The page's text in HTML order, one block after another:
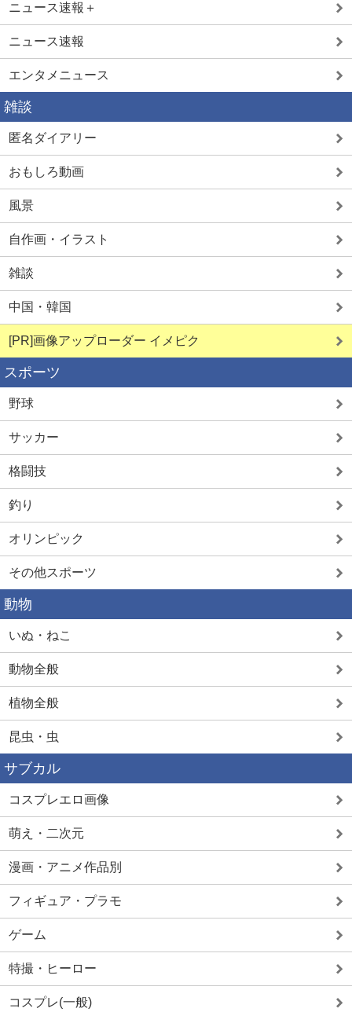
ニュース速報＋
ニュース速報
エンタメニュース
雑談
匿名ダイアリー
おもしろ動画
風景
自作画・イラスト
雑談
中国・韓国
[PR]画像アップローダー イメピク
スポーツ
野球
サッカー
格闘技
釣り
オリンピック
その他スポーツ
動物
いぬ・ねこ
動物全般
植物全般
昆虫・虫
サブカル
コスプレエロ画像
萌え・二次元
漫画・アニメ作品別
フィギュア・プラモ
ゲーム
特撮・ヒーロー
コスプレ(一般)